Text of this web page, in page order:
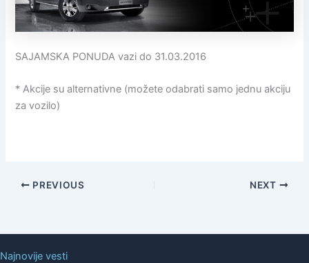
SAJAMSKA PONUDA vazi do 31.03.2016
* Akcije su alternativne (možete odabrati samo jednu akciju
za vozilo)
PREVIOUS NEXT
Najnovije vesti